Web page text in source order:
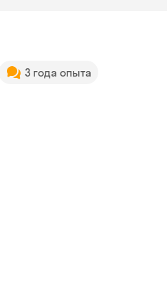
3 года опыта